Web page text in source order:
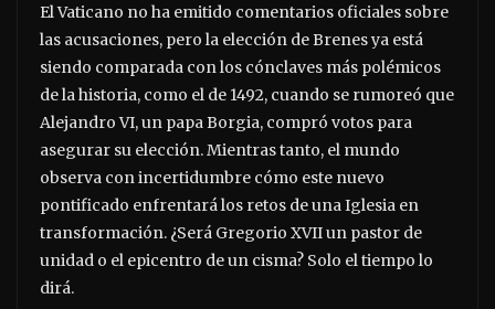
El Vaticano no ha emitido comentarios oficiales sobre
las acusaciones, pero la elección de Brenes ya está
siendo comparada con los cónclaves más polémicos
de la historia, como el de 1492, cuando se rumoreó que
Alejandro VI, un papa Borgia, compró votos para
asegurar su elección. Mientras tanto, el mundo
observa con incertidumbre cómo este nuevo
pontificado enfrentará los retos de una Iglesia en
transformación. ¿Será Gregorio XVII un pastor de
unidad o el epicentro de un cisma? Solo el tiempo lo
dirá.